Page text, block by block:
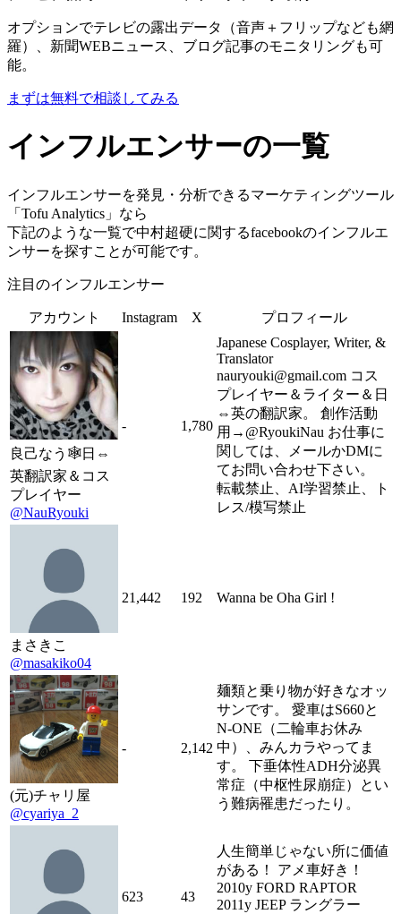
オプションでテレビの露出データ（音声＋フリップなども網
羅）、新聞WEBニュース、ブログ記事のモニタリングも可
能。
まずは無料で相談してみる
インフルエンサーの一覧
インフルエンサーを発見・分析できるマーケティングツール
「Tofu Analytics」なら
下記のような一覧で中村超硬に関するfacebookのインフルエ
ンサーを探すことが可能です。
注目のインフルエンサー
アカウント Instagram X プロフィール
良己なう🕸日⇔
英翻訳家＆コス
プレイヤー
@NauRyouki
- 1,780
Japanese Cosplayer, Writer, &
Translator
nauryouki@gmail.com コス
プレイヤー＆ライター＆日
⇔英の翻訳家。 創作活動
用→@RyoukiNau お仕事に
関しては、メールかDMに
てお問い合わせ下さい。
転載禁止、AI学習禁止、ト
レス/模写禁止
まさきこ
@masakiko04
21,442 192 Wanna be Oha Girl !
(元)チャリ屋
@cyariya_2
- 2,142
麺類と乗り物が好きなオッ
サンです。 愛車はS660と
N-ONE（二輪車お休み
中）、みんカラやってま
す。 下垂体性ADH分泌異
常症（中枢性尿崩症）とい
う難病罹患だったり。
623 43
人生簡単じゃない所に価値
がある！ アメ車好き！
2010y FORD RAPTOR
2011y JEEP ラングラー